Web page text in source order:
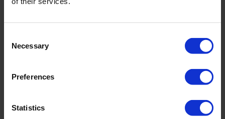
Selection
Necessary
Preferences
Statistics
Desinfección intensiva, ¡sin trabajo